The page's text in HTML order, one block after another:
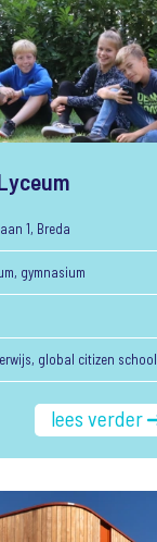
1, Breda
gymnasium
global citizen school
lees verder